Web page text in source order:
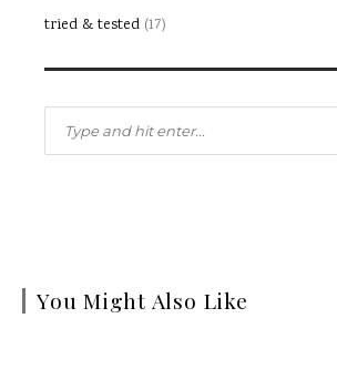
tried & tested (17)
You Might Also Like